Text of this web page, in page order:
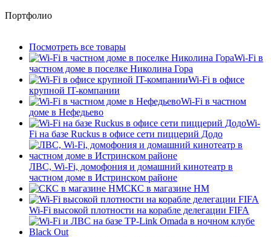
Портфолио
Посмотреть все товары
Wi-Fi в
частном доме в поселке Николина Гора
Wi-Fi в офисе
крупной IT-компании
Wi-Fi в частном
доме в Нефедьево
Wi-
Fi на базе Ruckus в офисе сети пиццерий Додо
ЛВС, Wi-Fi, домофония и домашний кинотеатр в
частном доме в Истринском районе
СКС в магазине HM
Wi-Fi высокой плотности на корабле делегации FIFA